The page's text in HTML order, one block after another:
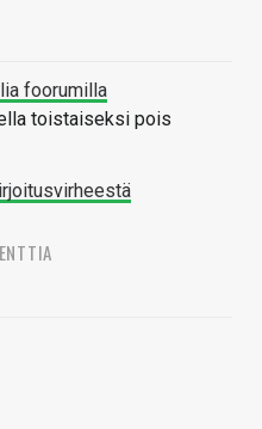
foorumilla
toistaiseksi pois